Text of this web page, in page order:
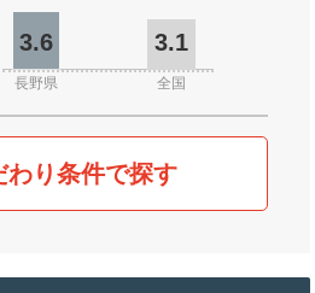
3.6 3.1
長野県 全国
わり条件で探す